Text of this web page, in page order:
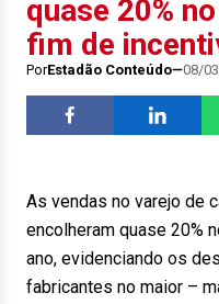
quase 20%
fim de
PorEstadão Conteúdo 08/
As vendas no varejo de
encolheram quase 20%
ano, evidenciando os
fabricantes no maior –